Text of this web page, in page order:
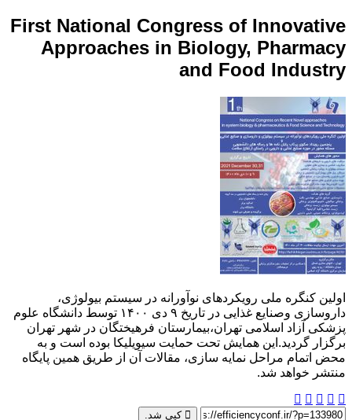
First National Congress of Innovative
Approaches in Biology, Pharmacy
and Food Industry
اولین کنگره ملی رویکردهای نوآورانه در سیستم بیولوژی،
داروسازی وصنایع غذایی در تاریخ ۹ دی ۱۴۰۰ توسط دانشگاه علوم
پزشکی آزاد اسلامی تهران،بیمارستان فرهیختگان در شهر تهران
برگزار گردید.این همایش تحت حمایت سیویلیکا بوده است و به
محض اتمام مراحل نمایه سازی، مقالات آن از طریق همین پایگاه
منتشر خواهد شد.
کپی شد.